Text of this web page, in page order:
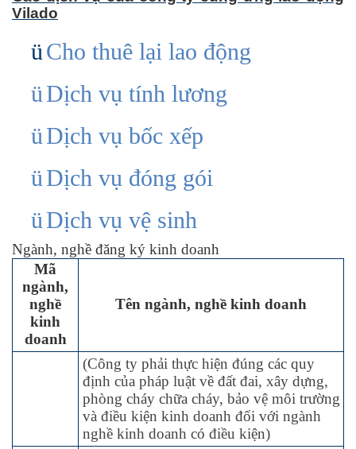
Vilado
ü Cho thuê lại lao động
ü Dịch vụ tính lương
ü Dịch vụ bốc xếp
ü Dịch vụ đóng gói
ü Dịch vụ vệ sinh
Ngành, nghề đăng ký kinh doanh
Mã
ngành,
nghề
kinh
doanh
Tên ngành, nghề kinh doanh
(Công ty phải thực hiện đúng các quy
định của pháp luật về đất đai, xây dựng,
phòng cháy chữa cháy, bảo vệ môi trường
và điều kiện kinh doanh đối với ngành
nghề kinh doanh có điều kiện)